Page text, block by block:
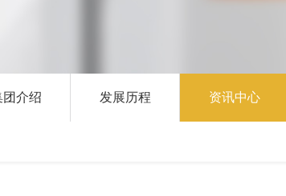
团介绍 发展历程 资讯中心